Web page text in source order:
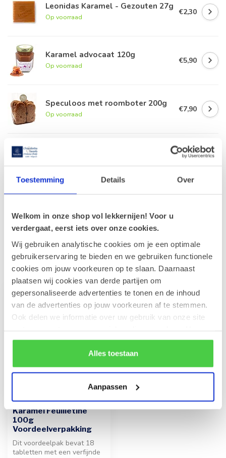
Toestemming Details Over
Welkom in onze shop vol lekkernijen! Voor u
verdergaat, eerst iets over onze cookies.
Wij gebruiken analytische cookies om je een optimale
gebruikerservaring te bieden en we gebruiken functionele
cookies om jouw voorkeuren op te slaan. Daarnaast
plaatsen wij cookies van derde partijen om
gepersonaliseerde advertenties te tonen en de inhoud
van de advertenties op jouw voorkeuren af te stemmen.
Ook delen we informatie over uw gebruik van onze site
rekening mee dat als je bepaalde cookies blokkeert, het
de correcte werking van de website kan verstoren.
Alles toestaan
Aanpassen
Leonidas Karamel - Gezouten 27g
Op voorraad
€2,30
Karamel advocaat 120g
Op voorraad
€5,90
Speculoos met roomboter 200g
Op voorraad
€7,90
€8,00
Peperkoek met karamel &
Op voorraad
Recent bekeken
-5%
Pure Chocolade met
Karamel Feuilletine
100g
Voordeelverpakking
Dit voordeelpak bevat 18
tabletten met een verfijnde